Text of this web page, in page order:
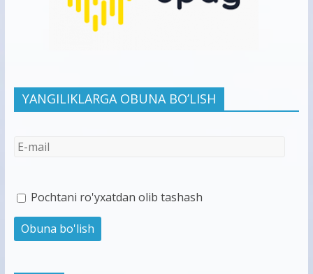
YANGILIKLARGA OBUNA BO’LISH
Pochtani ro'yxatdan olib tashash